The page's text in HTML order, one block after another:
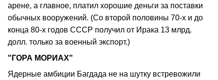
арене, а главное, платил хорошие деньги за поставки
обычных вооружений. (Со второй половины 70-х и до
конца 80-х годов СССР получил от Ирака 13 млрд.
долл. только за военный экспорт.)
"ГОРА МОРИАХ"
Ядерные амбиции Багдада не на шутку встревожили